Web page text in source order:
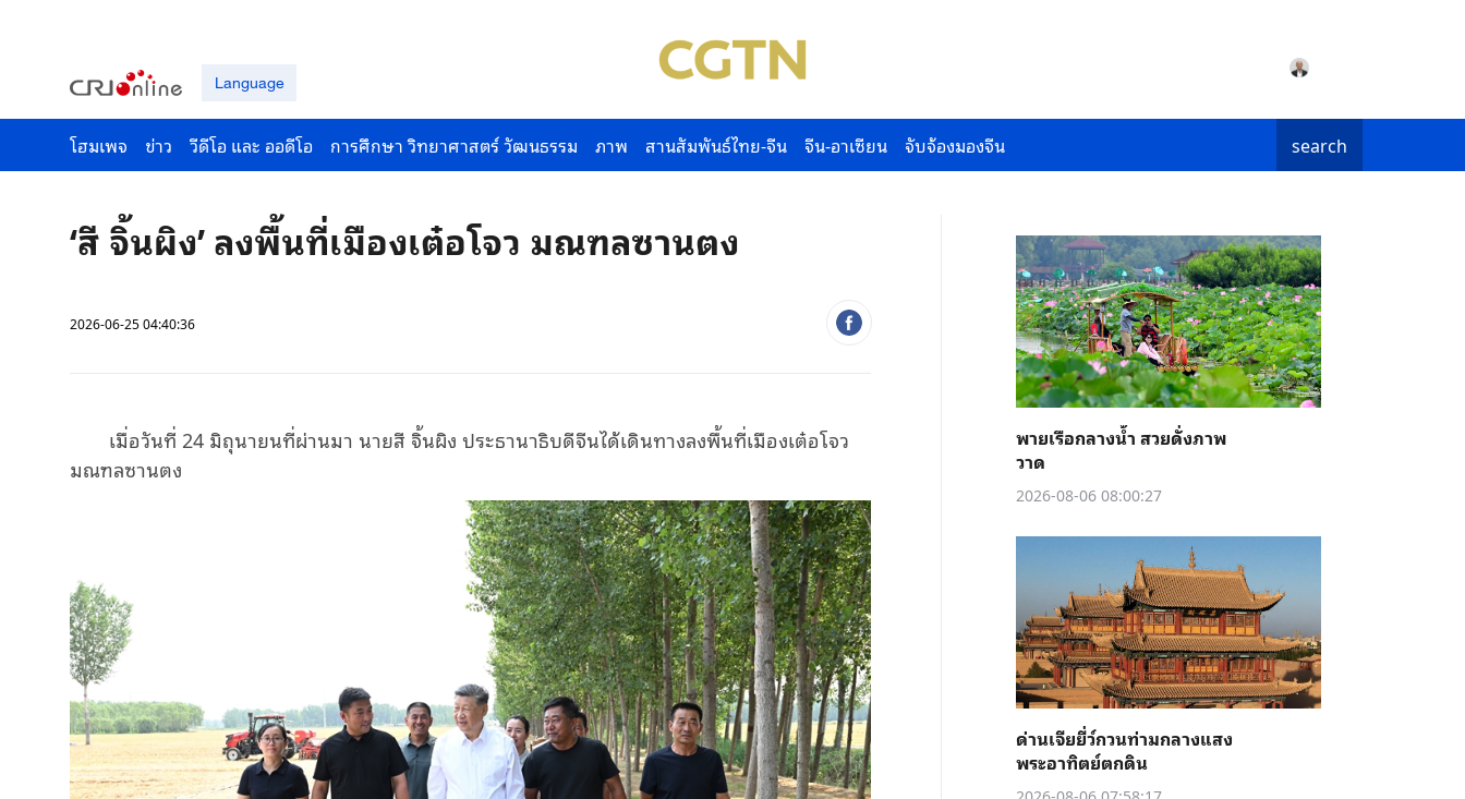
Language
โฮมเพจ ข่าว วีดีโอ และ ออดีโอ การศึกษา วิทยาศาสตร์ วัฒนธรรม ภาพ สานสัมพันธ์ไทย-จีน จีน-อาเซียน จับจ้องมองจีน search
‘สี จิ้นผิง’ ลงพื้นที่เมืองเต๋อโจว มณฑลซานตง
2026-06-25 04:40:36
เมื่อวันที่ 24 มิถุนายนที่ผ่านมา นายสี จิ้นผิง ประธานาธิบดีจีนได้เดินทางลงพื้นที่เมืองเต๋อโจว
มณฑลซานตง
พายเรือกลางน้ำ สวยดั่งภาพ
วาด
2026-08-06 08:00:27
ด่านเจียยี่ว์กวนท่ามกลางแสง
พระอาทิตย์ตกดิน